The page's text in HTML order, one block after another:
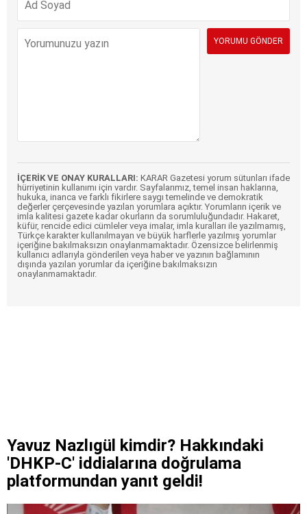
İÇERİK VE ONAY KURALLARI: KARAR Gazetesi yorum sütunları ifade
hürriyetinin kullanımı için vardır. Sayfalarımız, temel insan haklarına,
hukuka, inanca ve farklı fikirlere saygı temelinde ve demokratik
değerler çerçevesinde yazılan yorumlara açıktır. Yorumların içerik ve
imla kalitesi gazete kadar okurların da sorumluluğundadır. Hakaret,
küfür, rencide edici cümleler veya imalar, imla kuralları ile yazılmamış,
Türkçe karakter kullanılmayan ve büyük harflerle yazılmış yorumlar
içeriğine bakılmaksızın onaylanmamaktadır. Özensizce belirlenmiş
kullanıcı adlarıyla gönderilen veya haber ve yazının bağlamının
dışında yazılan yorumlar da içeriğine bakılmaksızın
onaylanmamaktadır.
Yavuz Nazlıgül kimdir? Hakkındaki
'DHKP-C' iddialarına doğrulama
platformundan yanıt geldi!